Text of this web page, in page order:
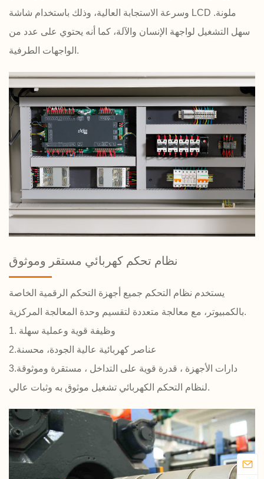
وسرعة الاستجابة العالية، وذلك باستخدام شاشة LCD ملونة.
سهل التشغيل لواجهة الإنسان والآلة، كما أنه يحتوي على عدد من
الواجهات الطرفية.
نظام تحكم كهربائي مستقر وموثوق
يستخدم نظام التحكم جميع أجهزة التحكم الرقمية الخاصة
بالكمبيوتر، مع معالجة متعددة لتقسيم وحدة المعالجة المركزية.
1. وظيفة قوية وعملية سهلة
2.عناصر كهربائية عالية الجودة، محسنة
3.دارات الأجهزة ، قدرة قوية على التداخل ، مستقرة وموثوقة
لنظام التحكم الكهربائي تشغيل موثوق به وثبات عالي.